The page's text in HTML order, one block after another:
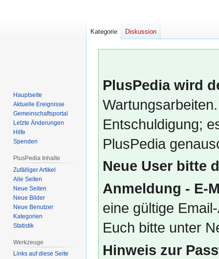
PlusPedia wird
Entschuldigung;
PlusPedia
Neue User bitte
Anmeldung - E-
eine gültige
Euch bitte unter
Hinweis zur
Kategorie Diskussion
Hauptseite
Aktuelle Ereignisse
Gemeinschafts­portal
Letzte Änderungen
Hilfe
Spenden
PlusPedia Inhalte
Zufälliger Artikel
Alle Seiten
Neue Seiten
Neue Bilder
Neue Benutzer
Kategorien
Statistik
Werkzeuge
Links auf diese Seite